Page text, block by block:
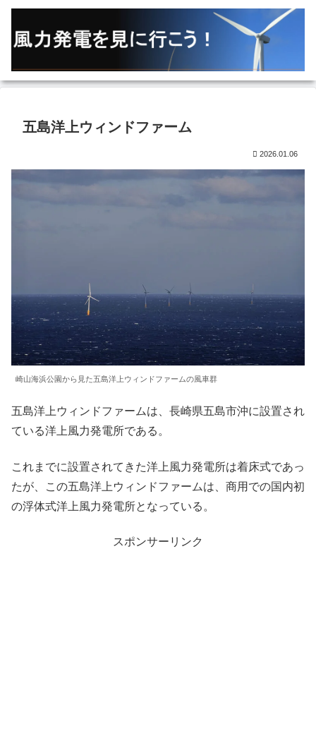
五島洋上ウィンドファーム
2026.01.06
崎山海浜公園から見た五島洋上ウィンドファームの風車群
五島洋上ウィンドファームは、長崎県五島市沖に設置され
ている洋上風力発電所である。
これまでに設置されてきた洋上風力発電所は着床式であっ
たが、この五島洋上ウィンドファームは、商用での国内初
の浮体式洋上風力発電所となっている。
スポンサーリンク